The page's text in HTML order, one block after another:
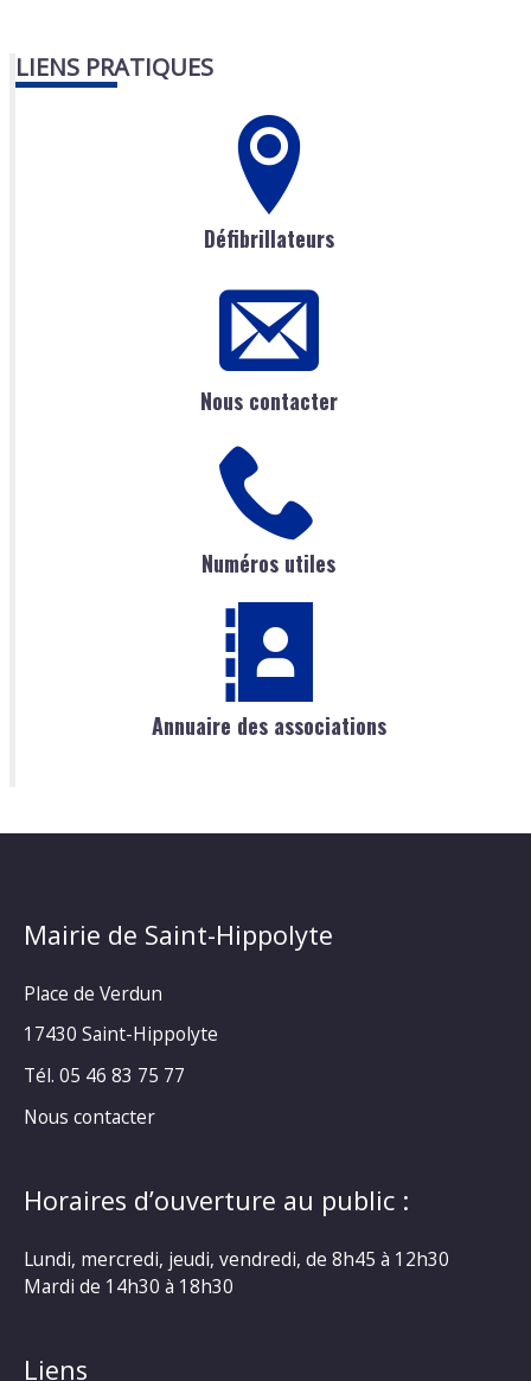
LIENS PRATIQUES
Défibrillateurs
Nous contacter
Numéros utiles
Annuaire des associations
Mairie de Saint-Hippolyte
Place de Verdun
17430 Saint-Hippolyte
Tél. 05 46 83 75 77
Nous contacter
Horaires d’ouverture au public :
Lundi, mercredi, jeudi, vendredi, de 8h45 à 12h30
Mardi de 14h30 à 18h30
Liens